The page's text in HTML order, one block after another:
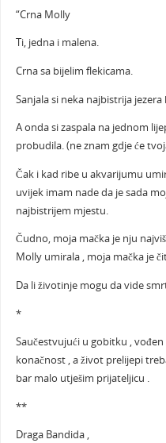
“Crna Molly
Ti, jedna i malena.
Crna sa bijelim flekicama.
Sanjala si neka najbistrija
A onda si zaspala na jednom
probudila. (ne znam gdje će
Čak i kad ribe u akvarijumu
uvijek imam nade da je sada
najbistrijem mjestu.
Čudno, moja mačka je nju
Molly umirala , moja mačka je
Da li životinje mogu da vide
*
Saučestvujući u gobitku ,
konačnost , a život prelijepi
bar malo utješim prijateljicu .
**
Draga Bandida ,